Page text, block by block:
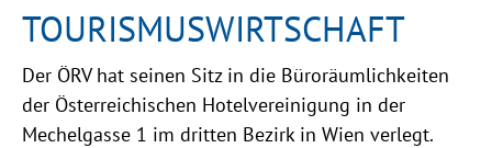
TOURISMUSWIRTSCHAFT
Der ÖRV hat seinen Sitz in die Büroräumlichkeiten
der Österreichischen Hotelvereinigung in der
Mechelgasse 1 im dritten Bezirk in Wien verlegt.